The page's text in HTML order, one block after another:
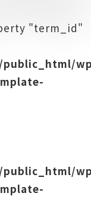
"term_id"
public_html/
public_html/